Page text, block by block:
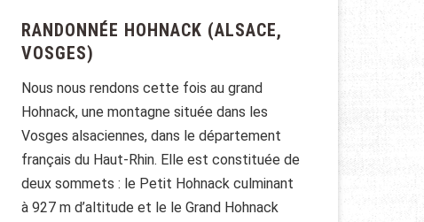
RANDONNÉE HOHNACK (ALSACE,
VOSGES)
Nous nous rendons cette fois au grand
Hohnack, une montagne située dans les
Vosges alsaciennes, dans le département
français du Haut-Rhin. Elle est constituée de
deux sommets : le Petit Hohnack culminant
à 927 m d’altitude et le le Grand Hohnack